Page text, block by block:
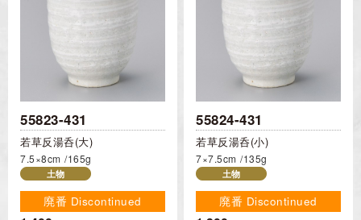
55823-431
若草反湯呑(大)
7.5×8cm 165g
土物
廃番 Discontinued
55824-431
若草反湯呑(小)
7×7.5cm 135g
土物
廃番 Discontinued